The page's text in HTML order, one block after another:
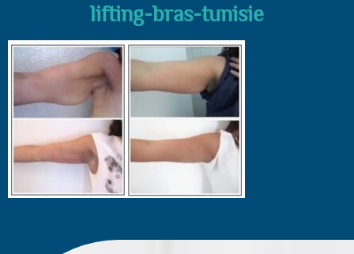
lifting-bras-tunisie